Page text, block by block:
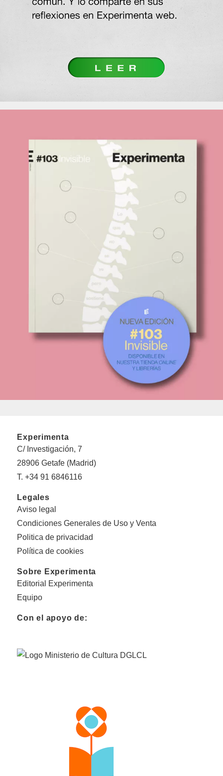
Experimenta
C/ Investigación, 7
28906 Getafe (Madrid)
T. +34 91 6846116
Legales
Aviso legal
Condiciones Generales de Uso y Venta
Politica de privacidad
Política de cookies
Sobre Experimenta
Editorial Experimenta
Equipo
Con el apoyo de: